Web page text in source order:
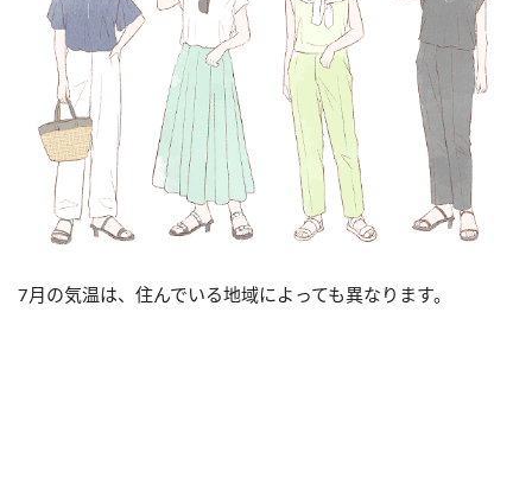
7月の気温は、住んでいる地域によっても異なります。